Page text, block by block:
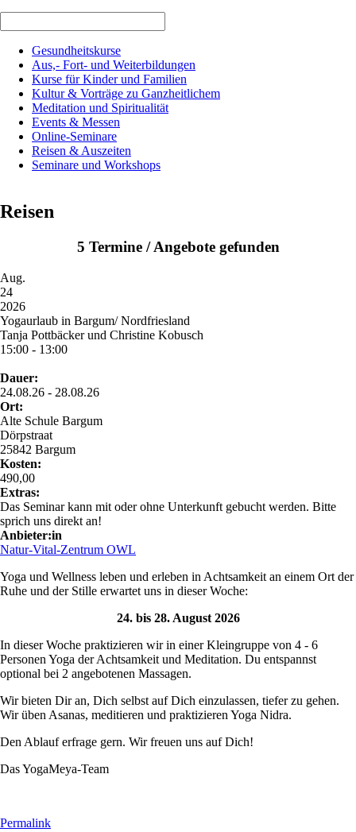
Gesundheitskurse
Aus,- Fort- und Weiterbildungen
Kurse für Kinder und Familien
Kultur & Vorträge zu Ganzheitlichem
Meditation und Spiritualität
Events & Messen
Online-Seminare
Reisen & Auszeiten
Seminare und Workshops
Reisen
5 Termine / Angebote gefunden
Aug.
24
2026
Yogaurlaub in Bargum/ Nordfriesland
Tanja Pottbäcker und Christine Kobusch
15:00 - 13:00
Dauer:
24.08.26 - 28.08.26
Ort:
Alte Schule Bargum
Dörpstraat
25842 Bargum
Kosten:
490,00
Extras:
Das Seminar kann mit oder ohne Unterkunft gebucht werden. Bitte
sprich uns direkt an!
Anbieter:in
Natur-Vital-Zentrum OWL
Yoga und Wellness leben und erleben in Achtsamkeit an einem Ort der
Ruhe und der Stille erwartet uns in dieser Woche:
24. bis 28. August 2026
In dieser Woche praktizieren wir in einer Kleingruppe von 4 - 6
Personen Yoga der Achtsamkeit und Meditation. Du entspannst
optional bei 2 angebotenen Massagen.
Wir bieten Dir an, Dich selbst auf Dich einzulassen, tiefer zu gehen.
Wir üben Asanas, meditieren und praktizieren Yoga Nidra.
Den Ablauf erfrage gern. Wir freuen uns auf Dich!
Das YogaMeya-Team
Permalink